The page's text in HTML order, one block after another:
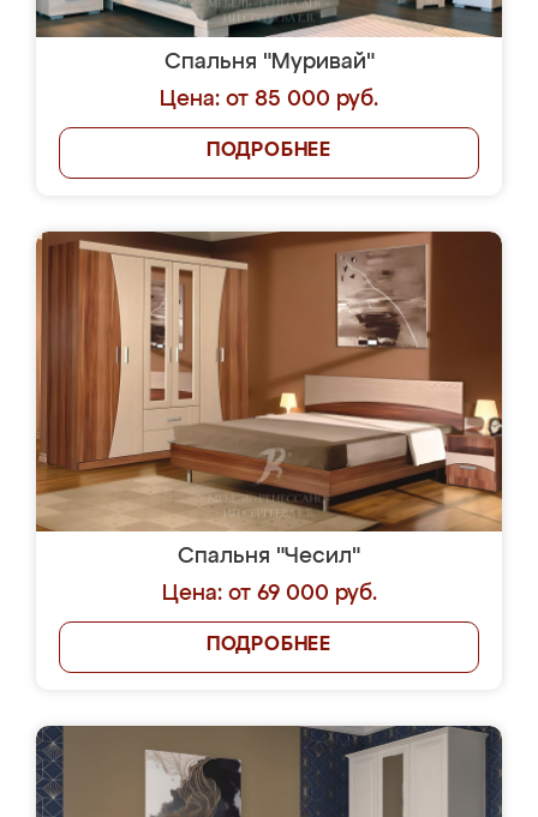
Спальня "Муривай"
Цена: от 85 000 руб.
ПОДРОБНЕЕ
Спальня "Чесил"
Цена: от 69 000 руб.
ПОДРОБНЕЕ